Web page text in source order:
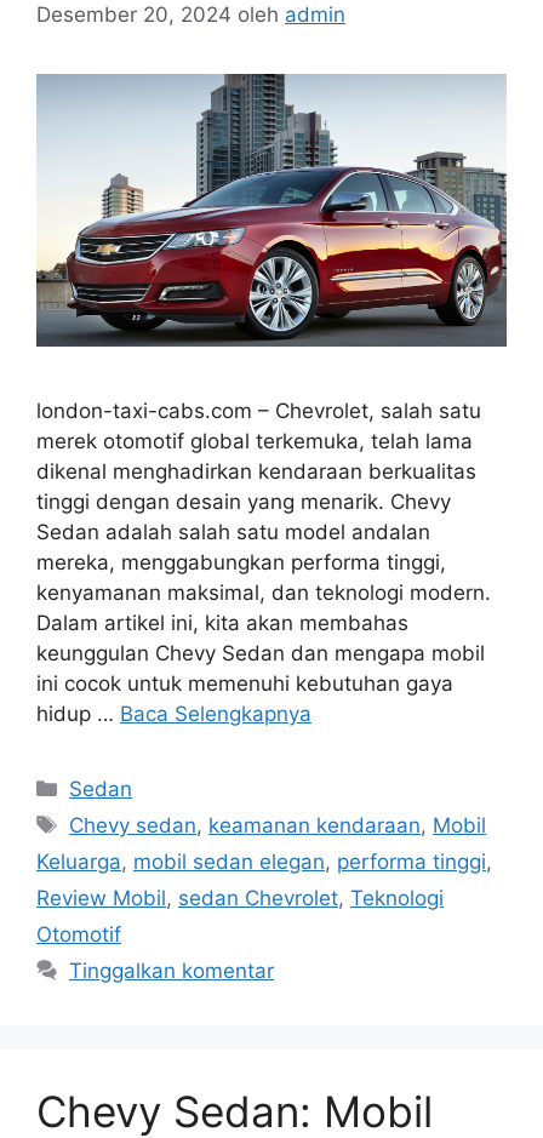
Desember 20, 2024 oleh admin
london-taxi-cabs.com – Chevrolet, salah satu
merek otomotif global terkemuka, telah lama
dikenal menghadirkan kendaraan berkualitas
tinggi dengan desain yang menarik. Chevy
Sedan adalah salah satu model andalan
mereka, menggabungkan performa tinggi,
kenyamanan maksimal, dan teknologi modern.
Dalam artikel ini, kita akan membahas
keunggulan Chevy Sedan dan mengapa mobil
ini cocok untuk memenuhi kebutuhan gaya
hidup … Baca Selengkapnya
Kategori
Sedan
Tag
Chevy sedan, keamanan kendaraan, Mobil
Keluarga, mobil sedan elegan, performa tinggi,
Review Mobil, sedan Chevrolet, Teknologi
Otomotif
Tinggalkan komentar
Chevy Sedan: Mobil